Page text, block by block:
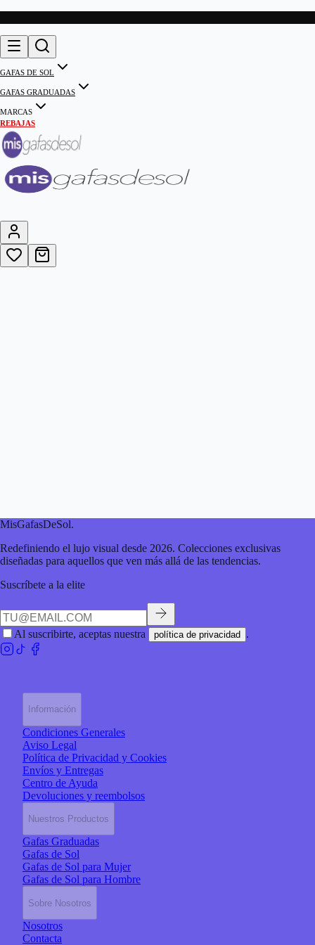
GAFAS DE SOL
GAFAS GRADUADAS
MARCAS
REBAJAS
MisGafasDeSol.
Redefiniendo el lujo visual desde 2026. Colecciones exclusivas
diseñadas para aquellos que ven más allá de las tendencias.
Suscríbete a la elite
Al suscribirte, aceptas nuestra política de privacidad .
Información
Condiciones Generales
Aviso Legal
Política de Privacidad y Cookies
Envíos y Entregas
Centro de Ayuda
Devoluciones y reembolsos
Nuestros Productos
Gafas Graduadas
Gafas de Sol
Gafas de Sol para Mujer
Gafas de Sol para Hombre
Sobre Nosotros
Nosotros
Contacta